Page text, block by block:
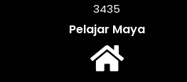
3792
Pelajar Maya